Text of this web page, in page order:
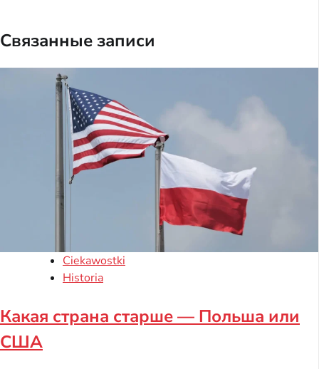
Связанные записи
Ciekawostki
Historia
Какая страна старше — Польша или
США